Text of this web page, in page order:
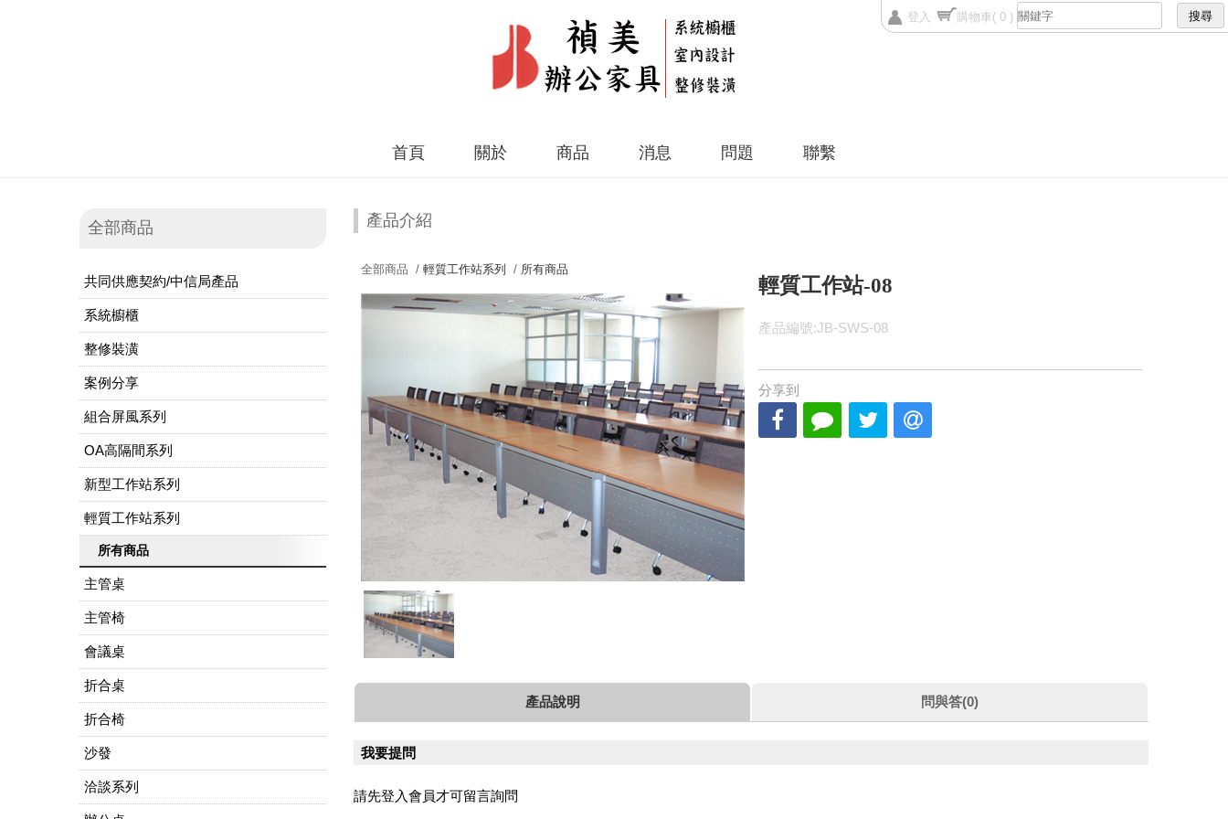
登入 購物車( 0 )
首頁 關於 商品 消息 問題 聯繫
全部商品
共同供應契約/中信局產品
系統櫥櫃
整修裝潢
案例分享
組合屏風系列
OA高隔間系列
新型工作站系列
輕質工作站系列
所有商品
主管桌
主管椅
會議桌
折合桌
折合椅
沙發
洽談系列
產品介紹
全部商品 / 輕質工作站系列 / 所有商品
輕質工作站-08
產品編號:JB-SWS-08
分享到
產品說明 問與答(0)
我要提問
請先登入會員才可留言詢問